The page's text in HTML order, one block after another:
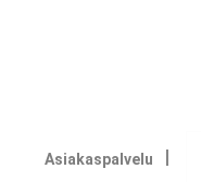
Asiakaspalvelu I